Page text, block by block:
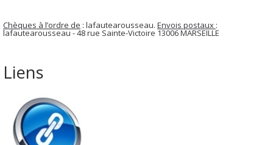
Chèques à l’ordre de : lafautearousseau. Envois postaux :
lafautearousseau - 48 rue Sainte-Victoire 13006 MARSEILLE
Liens